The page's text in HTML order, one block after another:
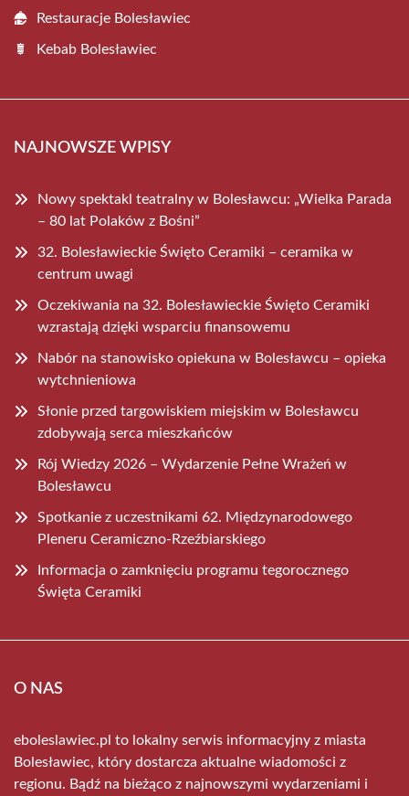
Restauracje Bolesławiec
Kebab Bolesławiec
NAJNOWSZE WPISY
Nowy spektakl teatralny w Bolesławcu: „Wielka Parada
– 80 lat Polaków z Bośni”
32. Bolesławieckie Święto Ceramiki – ceramika w
centrum uwagi
Oczekiwania na 32. Bolesławieckie Święto Ceramiki
wzrastają dzięki wsparciu finansowemu
Nabór na stanowisko opiekuna w Bolesławcu – opieka
wytchnieniowa
Słonie przed targowiskiem miejskim w Bolesławcu
zdobywają serca mieszkańców
Rój Wiedzy 2026 – Wydarzenie Pełne Wrażeń w
Bolesławcu
Spotkanie z uczestnikami 62. Międzynarodowego
Pleneru Ceramiczno-Rzeźbiarskiego
Informacja o zamknięciu programu tegorocznego
Święta Ceramiki
O NAS
eboleslawiec.pl to lokalny serwis informacyjny z miasta
Bolesławiec, który dostarcza aktualne wiadomości z
regionu. Bądź na bieżąco z najnowszymi wydarzeniami i